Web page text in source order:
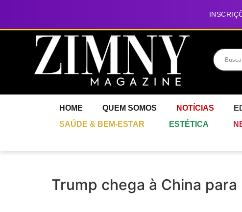
HOME QUEM SOMOS NOTÍCIAS
SAÚDE & BEM-ESTAR
ESTÉTICA
Trump chega à China